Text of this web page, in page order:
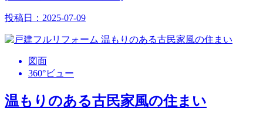
投稿日： 2025-07-09
図面
360°ビュー
温もりのある古民家風の住まい